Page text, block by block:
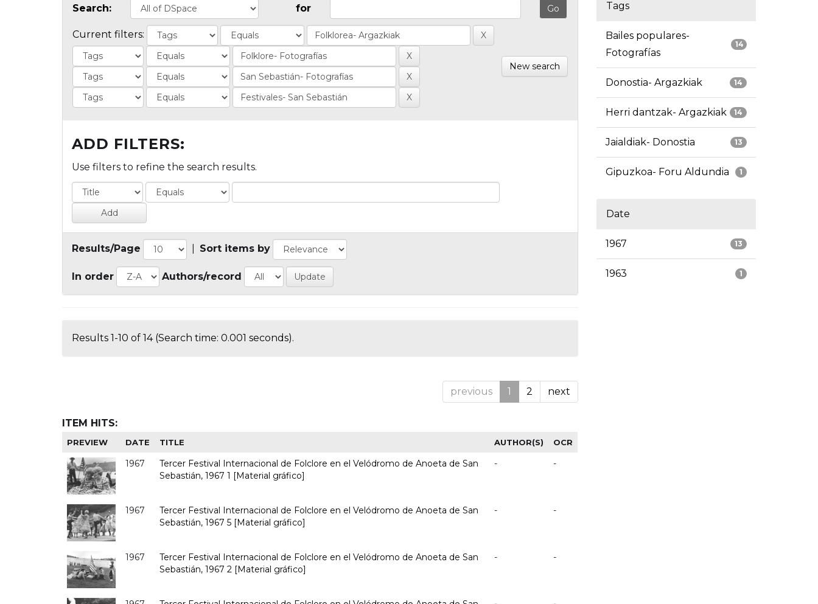
Search: for
Current filters:
New search
ADD FILTERS:
Use filters to refine the search results.
Results/Page Sort items by
In order Authors/record
Results 1-10 of 14 (Search time: 0.001 seconds).
previous 1 2 next
ITEM HITS:
PREVIEW DATE TITLE AUTHOR(S) OCR
1967
Tercer Festival Internacional de Folclore en el Velódromo de Anoeta de San
Sebastián, 1967 1 [Material gráfico]
- -
1967
Tercer Festival Internacional de Folclore en el Velódromo de Anoeta de San
Sebastián, 1967 5 [Material gráfico]
- -
1967
Tercer Festival Internacional de Folclore en el Velódromo de Anoeta de San
Sebastián, 1967 2 [Material gráfico]
- -
Tags
14
Bailes populares-
Fotografías
14
Donostia- Argazkiak
14
Herri dantzak- Argazkiak
13
Jaialdiak- Donostia
1
Gipuzkoa- Foru Aldundia
Date
13
1967
1
1963